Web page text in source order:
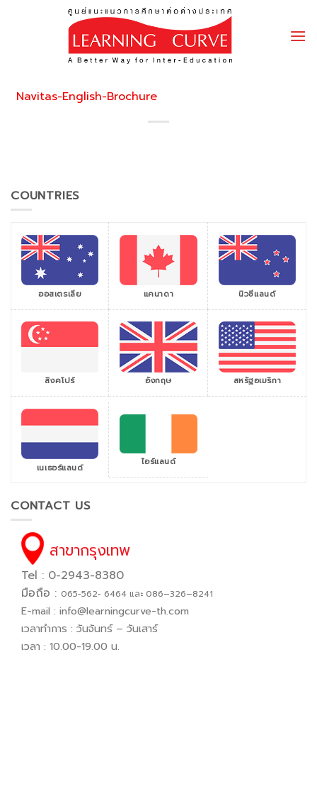
Navitas-English-Brochure
COUNTRIES
ออสเตรเลีย แคนาดา นิวซีแลนด์
สิงคโปร์ อังกฤษ สหรัฐอเมริกา
เนเธอร์แลนด์ ไอร์แลนด์
CONTACT US
สาขากรุงเทพ
Tel : 0-2943-8380
มือถือ : 065−562− 6464 และ 086–326–8241
E-mail : info@learningcurve-th.com
เวลาทำการ : วันจันทร์ – วันเสาร์
เวลา : 10.00-19.00 น.